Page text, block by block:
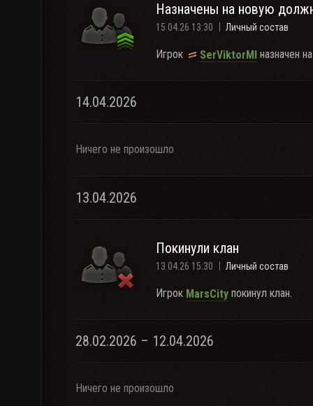
Назначены на новую
15.04.26 13:30 Личный состав
Игрок SerViktorMl назначен
14.04.2026
Ничего не произошло
13.04.2026
Покинули клан
13.04.26 15:30 Личный состав
Игрок MarsCity покинул клан.
28.02.2026 – 12.04.2026
Ничего не произошло